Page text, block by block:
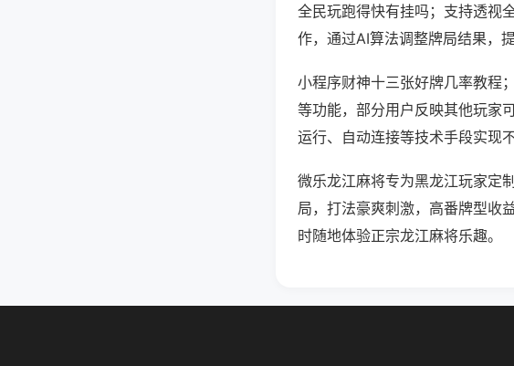
全民玩跑得快有挂吗；支持透视
作，通过AI算法调整牌局结果，提
小程序财神十三张好牌几率教程
等功能，部分用户反映其他玩家
运行、自动连接等技术手段实现
微乐龙江麻将专为黑龙江玩家定
局，打法豪爽刺激，高番牌型收
时随地体验正宗龙江麻将乐趣。